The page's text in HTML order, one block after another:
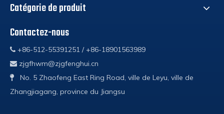
Catégorie de produit
Contactez-nous
 +86-512-55391251 / +86-18901563989
 zjgfhwm@zjgfenghui.cn

No. 5 Zhaofeng East Ring Road, ville de Leyu, ville de
Zhangjiagang, province du Jiangsu